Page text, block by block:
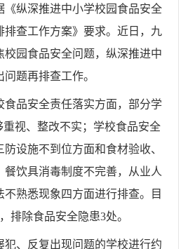
《纵深推进中小学校园食品安全
排查工作方案》要求。近日，九
校园食品安全问题，纵深推进中
题再排查工作。
食品安全责任落实方面，部分学
重视、整改不实；学校食品安全
设施不到位方面和食材验收、
饮具消毒制度不完善，从业人
不熟悉现象四方面进行排查。目
排除食品安全隐患3处。
犯、反复出现问题的学校进行约